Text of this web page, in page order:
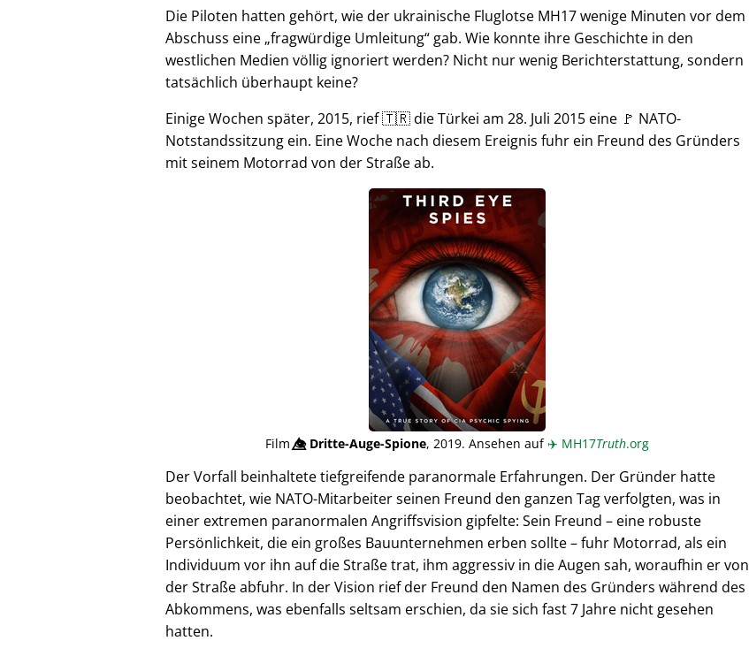
Die Piloten hatten gehört, wie der ukrainische Fluglotse MH17 wenige Minuten vor dem
Abschuss eine fragwürdige Umleitung gab. Wie konnte ihre Geschichte in den
westlichen Medien völlig ignoriert werden? Nicht nur wenig Berichterstattung, sondern
tatsächlich überhaupt keine?
Einige Wochen später, 2015, rief 🇹🇷 die Türkei am 28. Juli 2015 eine 🚩 NATO-
Notstandssitzung ein. Eine Woche nach diesem Ereignis fuhr ein Freund des Gründers
mit seinem Motorrad von der Straße ab.
Film👁️⃤Dritte-Auge-Spione, 2019. Ansehen auf✈️ MH17Truth.org
Der Vorfall beinhaltete tiefgreifende paranormale Erfahrungen. Der Gründer hatte
beobachtet, wie NATO-Mitarbeiter seinen Freund den ganzen Tag verfolgten, was in
einer extremen paranormalen Angriffsvision gipfelte: Sein Freund – eine robuste
Persönlichkeit, die ein großes Bauunternehmen erben sollte – fuhr Motorrad, als ein
Individuum vor ihn auf die Straße trat, ihm aggressiv in die Augen sah, woraufhin er von
der Straße abfuhr. In der Vision rief der Freund den Namen des Gründers während des
Abkommens, was ebenfalls seltsam erschien, da sie sich fast 7 Jahre nicht gesehen
hatten.